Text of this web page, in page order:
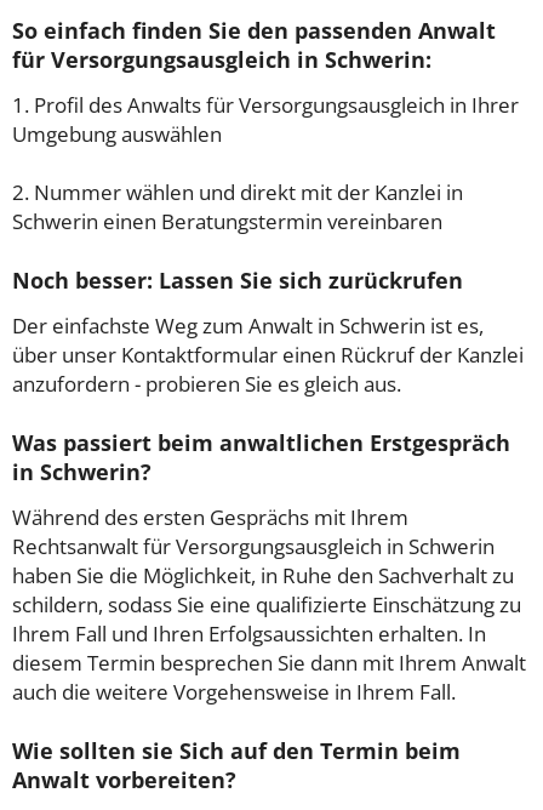
So einfach finden Sie den passenden Anwalt
für Versorgungsausgleich in Schwerin:
1. Profil des Anwalts für Versorgungsausgleich in Ihrer
Umgebung auswählen
2. Nummer wählen und direkt mit der Kanzlei in
Schwerin einen Beratungstermin vereinbaren
Noch besser: Lassen Sie sich zurückrufen
Der einfachste Weg zum Anwalt in Schwerin ist es,
über unser Kontaktformular einen Rückruf der Kanzlei
anzufordern - probieren Sie es gleich aus.
Was passiert beim anwaltlichen Erstgespräch
in Schwerin?
Während des ersten Gesprächs mit Ihrem
Rechtsanwalt für Versorgungsausgleich in Schwerin
haben Sie die Möglichkeit, in Ruhe den Sachverhalt zu
schildern, sodass Sie eine qualifizierte Einschätzung zu
Ihrem Fall und Ihren Erfolgsaussichten erhalten. In
diesem Termin besprechen Sie dann mit Ihrem Anwalt
auch die weitere Vorgehensweise in Ihrem Fall.
Wie sollten sie Sich auf den Termin beim
Anwalt vorbereiten?